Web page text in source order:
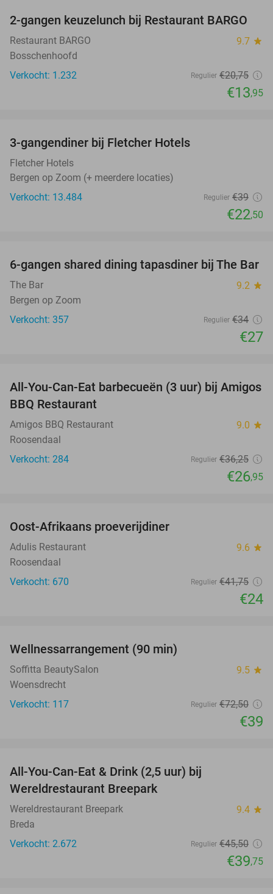
33%
2-gangen keuzelunch bij Restaurant BARGO
Restaurant BARGO 9.7 star
Bosschenhoofd
Verkocht: 1.232
Regulier €20,75
€13,95
3-gangendiner bij Fletcher Hotels
Fletcher Hotels
Bergen op Zoom (+ meerdere locaties)
Verkocht: 13.484
Regulier €39
€22,50
21%
6-gangen shared dining tapasdiner bij The Bar
The Bar 9.2 star
Bergen op Zoom
Verkocht: 357
Regulier €34
€27
26%
All-You-Can-Eat barbecueën (3 uur) bij Amigos
BBQ Restaurant
Amigos BBQ Restaurant 9.0 star
Roosendaal
Verkocht: 284
Regulier €36,25
€26,95
Oost-Afrikaans proeverijdiner
Adulis Restaurant 9.6 star
Roosendaal
Verkocht: 670
Regulier €41,75
€24
Wellnessarrangement (90 min)
Soffitta BeautySalon 9.5 star
Woensdrecht
Verkocht: 117
Regulier €72,50
€39
All-You-Can-Eat & Drink (2,5 uur) bij
Wereldrestaurant Breepark
Wereldrestaurant Breepark 9.4 star
Breda
Verkocht: 2.672
Regulier €45,50
€39,75